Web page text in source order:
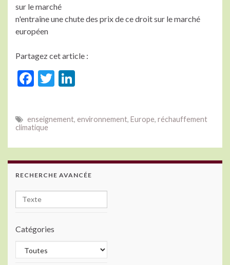
sur le marché
n'entraîne une chute des prix de ce droit sur le marché
européen
Partagez cet article :
F
b
o
o
k
T
er
ke
dI
n
enseignement, environnement, Europe, réchauffement
climatique
RECHERCHE AVANCÉE
Catégories